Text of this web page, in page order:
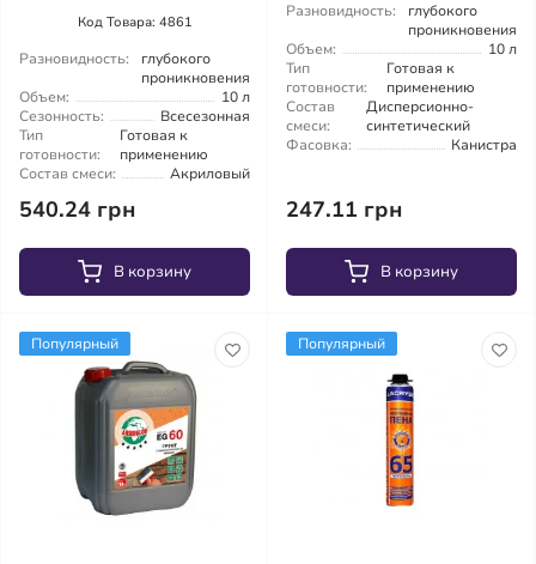
Код Товара: 4861
Разновидность:
глубокого
проникновения
Объем:
10 л
Сезонность:
Всесезонная
Тип
готовности:
Готовая к
применению
Состав смеси:
Акриловый
540.24 грн
В корзину
Разновидность:
глубокого
проникновения
Объем:
10 л
Тип
готовности:
Готовая к
применению
Состав
смеси:
Дисперсионно-
синтетический
Фасовка:
Канистра
247.11 грн
В корзину
Популярный Популярный